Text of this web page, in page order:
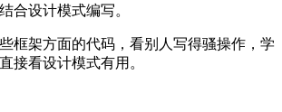
合设计模式编写。
框架方面的代码，看别人写得骚操作，学
接看设计模式有用。